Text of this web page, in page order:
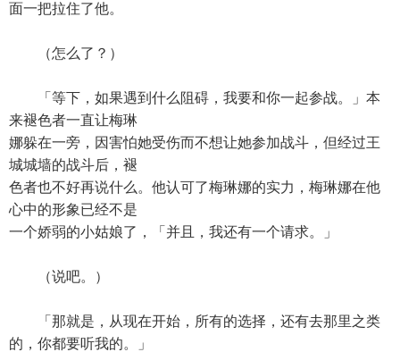
面一把拉住了他。
（怎么了？）
「等下，如果遇到什么阻碍，我要和你一起参战。」本
来褪色者一直让梅琳
娜躲在一旁，因害怕她受伤而不想让她参加战斗，但经过王
城城墙的战斗后，褪
色者也不好再说什么。他认可了梅琳娜的实力，梅琳娜在他
心中的形象已经不是
一个娇弱的小姑娘了，「并且，我还有一个请求。」
（说吧。）
「那就是，从现在开始，所有的选择，还有去那里之类
的，你都要听我的。」